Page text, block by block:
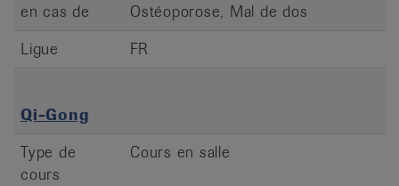
en cas de
Ostéoporose, Mal de dos
Ligue
FR
Qi-Gong
Type de
cours
Cours en salle